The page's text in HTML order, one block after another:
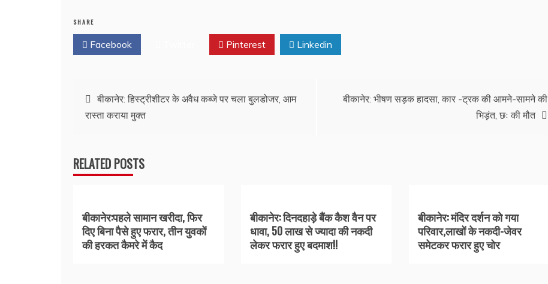
SHARE
Facebook Pinterest Linkedin
Post
navigation
बीकानेर: हिस्ट्रीशीटर के अवैध कब्जे पर चला बुलडोजर, आम
रास्ता कराया मुक्त
बीकानेर: भीषण सड़क हादसा, कार -ट्रक की आमने-सामने की
भिड़ंत, छः की मौत
RELATED POSTS
बीकानेर:पहले सामान खरीदा, फिर
दिए बिना पैसे हुए फरार, तीन युवकों
की हरकत कैमरे में कैद
बीकानेर: दिनदहाड़े बैंक कैश वैन पर
धावा, 50 लाख से ज्यादा की नकदी
लेकर फरार हुए बदमाश!!
बीकानेर: मंदिर दर्शन को गया
परिवार,लाखों के नकदी-जेवर
समेटकर फरार हुए चोर